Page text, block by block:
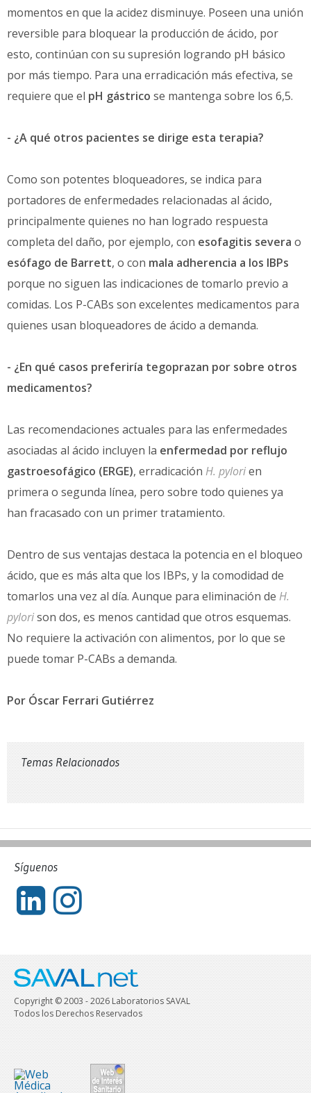
momentos en que la acidez disminuye. Poseen una unión
reversible para bloquear la producción de ácido, por
esto, continúan con su supresión logrando pH básico
por más tiempo. Para una erradicación más efectiva, se
requiere que el pH gástrico se mantenga sobre los 6,5.
- ¿A qué otros pacientes se dirige esta terapia?
Como son potentes bloqueadores, se indica para
portadores de enfermedades relacionadas al ácido,
principalmente quienes no han logrado respuesta
completa del daño, por ejemplo, con esofagitis severa o
esófago de Barrett, o con mala adherencia a los IBPs
porque no siguen las indicaciones de tomarlo previo a
comidas. Los P-CABs son excelentes medicamentos para
quienes usan bloqueadores de ácido a demanda.
- ¿En qué casos preferiría tegoprazan por sobre otros
medicamentos?
Las recomendaciones actuales para las enfermedades
asociadas al ácido incluyen la enfermedad por reflujo
gastroesofágico (ERGE), erradicación H. pylorien
primera o segunda línea, pero sobre todo quienes ya
han fracasado con un primer tratamiento.
Dentro de sus ventajas destaca la potencia en el bloqueo
ácido, que es más alta que los IBPs, y la comodidad de
tomarlos una vez al día. Aunque para eliminación de H.
pylorison dos, es menos cantidad que otros esquemas.
No requiere la activación con alimentos, por lo que se
puede tomar P-CABs a demanda.
Por Óscar Ferrari Gutiérrez
Temas Relacionados
Síguenos
Copyright © 2003 - 2026 Laboratorios SAVAL
Todos los Derechos Reservados